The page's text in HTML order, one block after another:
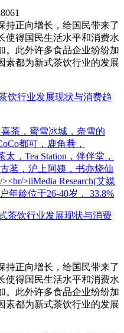
持正向增长，给国民带来了
使得国民生活水平和消费水
。此外许多食品企业纷纷加
素都为新式茶饮行业的发展
饮行业发展现状与消费趋
茶，蜜雪冰城，奈雪的
都可，鹿角巷，
，Tea Station，伴伴堂，
茗，沪上阿姨，书亦烧仙
>iiMedia Research(艾媒
年龄位于26-40岁， 33.8%
正向增长，给国民带来了
使得国民生活水平和消费水
。此外许多食品企业纷纷加
素都为新式茶饮行业的发展